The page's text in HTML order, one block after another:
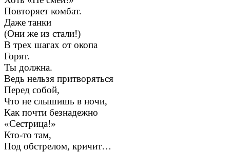
Повторяет комбат.
Даже танки
(Они же из стали!)
В трех шагах от окопа
Горят.
Ты должна.
Ведь нельзя притворяться
Перед собой,
Что не слышишь в ночи,
Как почти безнадежно
«Сестрица!»
Кто-то там,
Под обстрелом, кричит…